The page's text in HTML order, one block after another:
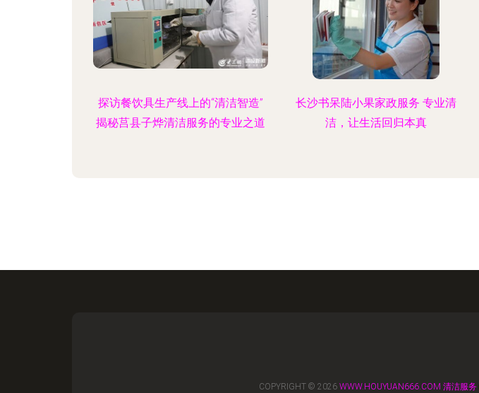
探访餐饮具生产线上的“清洁智造”
揭秘莒县子烨清洁服务的专业之道
长沙书呆陆小果家政服务 专业清
洁，让生活回归本真
COPYRIGHT © 2026 WWW.HOUYUAN666.COM 清洁服务